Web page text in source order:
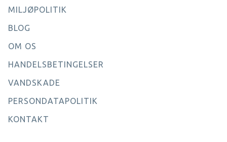
MILJØPOLITIK
BLOG
OM OS
HANDELSBETINGELSER
VANDSKADE
PERSONDATAPOLITIK
KONTAKT